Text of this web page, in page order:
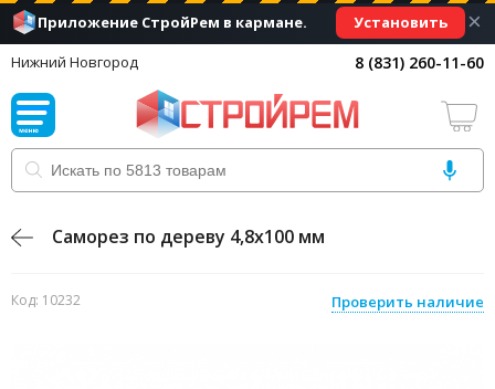
Приложение СтройРем в кармане. Установить ×
Нижний Новгород 8 (831) 260-11-60
Саморез по дереву 4,8х100 мм
Код: 10232 Проверить наличие